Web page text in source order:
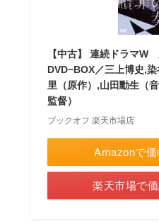
【中古】 連続ドラマ
DVD−BOX／三上博史,
里（原作）,山田勳生（
監督）
ブックオフ 楽天市場店
Amazonで
楽天市場で